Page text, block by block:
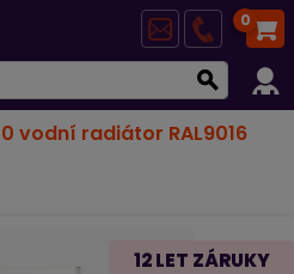
0
vodní radiátor RAL9016
12 LET ZÁRUKY